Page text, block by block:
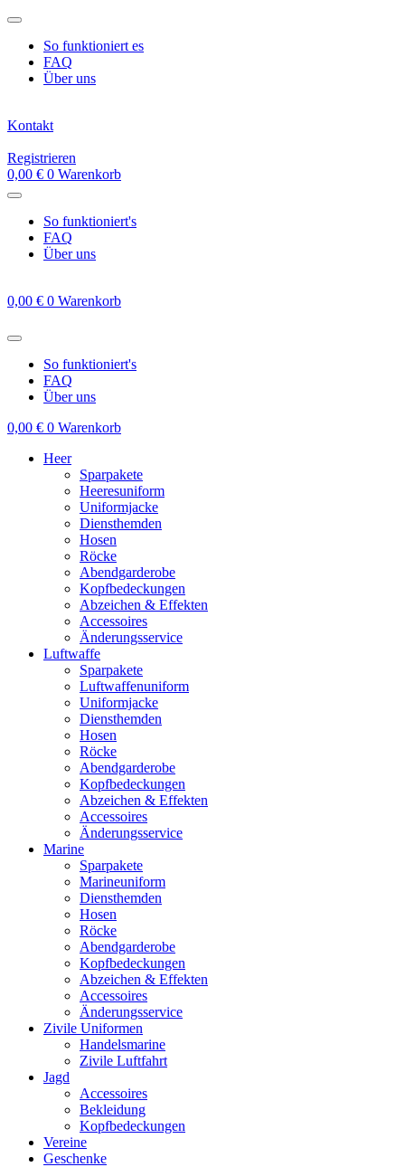
Zum
springenSo funktioniert es
FAQ
Über uns
Kontakt
Registrieren
0,00 € 0 Warenkorb
So funktioniert's
FAQ
Über uns
0,00 € 0 Warenkorb
So funktioniert's
FAQ
Über uns
0,00 € 0 Warenkorb
Heer
Sparpakete
Heeresuniform
Uniformjacke
Diensthemden
Hosen
Röcke
Abendgarderobe
Kopfbedeckungen
Abzeichen & Effekten
Accessoires
Änderungsservice
Luftwaffe
Sparpakete
Luftwaffenuniform
Uniformjacke
Diensthemden
Hosen
Röcke
Abendgarderobe
Kopfbedeckungen
Abzeichen & Effekten
Accessoires
Änderungsservice
Marine
Sparpakete
Marineuniform
Diensthemden
Hosen
Röcke
Abendgarderobe
Kopfbedeckungen
Abzeichen & Effekten
Accessoires
Änderungsservice
Zivile Uniformen
Handelsmarine
Zivile Luftfahrt
Jagd
Accessoires
Bekleidung
Kopfbedeckungen
Vereine
Geschenke